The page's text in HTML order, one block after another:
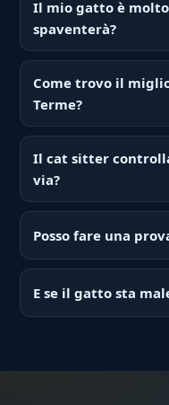
Il mio gatto è
spaventerà?
Come trovo il
Terme?
Il cat sitter
via?
Posso fare una
E se il gatto sta